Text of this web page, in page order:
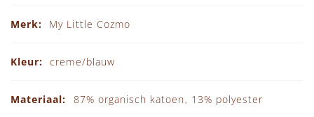
My Little Cozmo
creme/blauw
87% organisch katoen, 13% polyester